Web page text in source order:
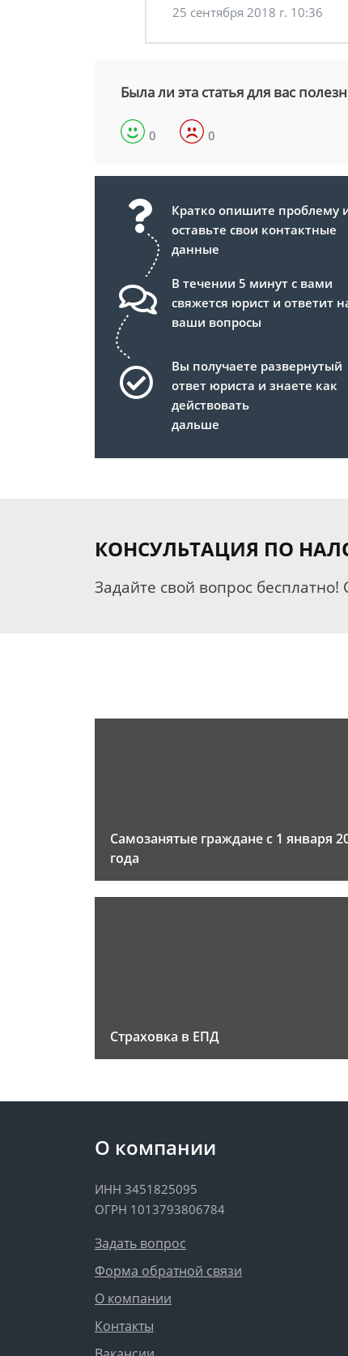
25 сентября 2018 г. 10:36
Была ли эта статья для вас
0 0
Кратко опишите проблему
оставьте свои контактные
данные
В течении 5 минут с вами
свяжется юрист и ответит
ваши вопросы
Вы получаете развернутый
ответ юриста и знаете как
действовать
дальше
КОНСУЛЬТАЦИЯ ПО
Задайте свой вопрос
Самозанятые граждане с 1 января
года
Страховка в ЕПД
О компании
ИНН 3451825095
ОГРН 1013793806784
Задать вопрос
Форма обратной связи
О компании
Контакты